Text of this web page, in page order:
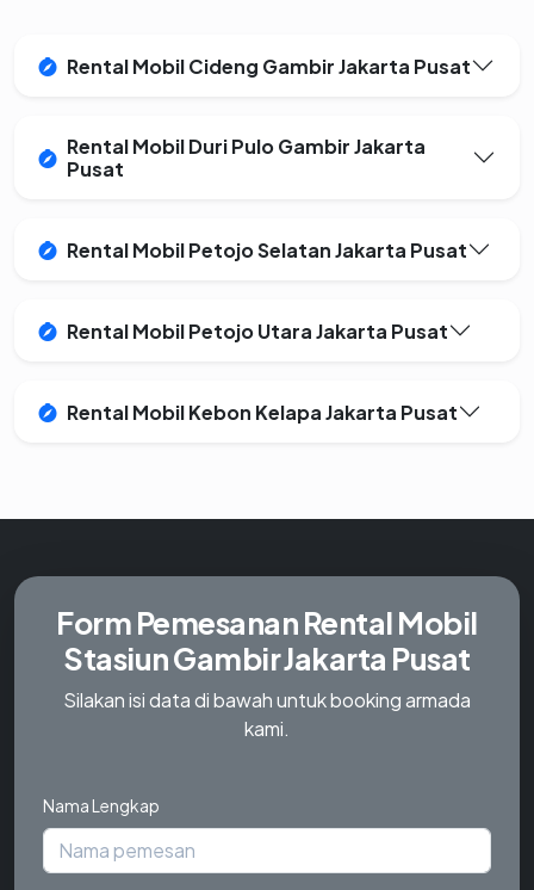
Rental Mobil Cideng Gambir Jakarta Pusat
Rental Mobil Duri Pulo Gambir Jakarta
Pusat
Rental Mobil Petojo Selatan Jakarta Pusat
Rental Mobil Petojo Utara Jakarta Pusat
Rental Mobil Kebon Kelapa Jakarta Pusat
Form PemesananRental Mobil
Stasiun Gambir Jakarta Pusat
Silakan isi data di bawah untuk booking armada
kami.
Nama Lengkap